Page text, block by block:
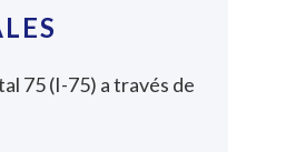
75 (I-75) a través de